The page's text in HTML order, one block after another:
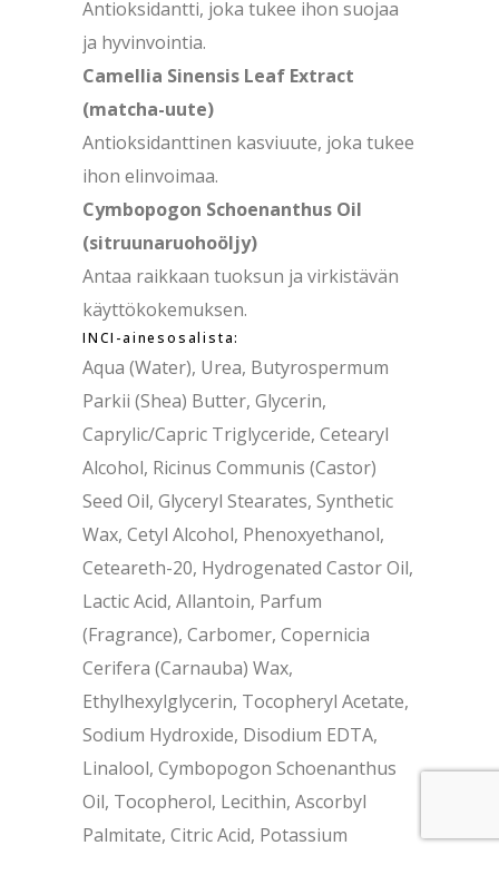
Antioksidantti, joka tukee ihon suojaa
ja hyvinvointia.
Camellia Sinensis Leaf Extract
(matcha-uute)
Antioksidanttinen kasviuute, joka tukee
ihon elinvoimaa.
Cymbopogon Schoenanthus Oil
(sitruunaruohoöljy)
Antaa raikkaan tuoksun ja virkistävän
käyttökokemuksen.
INCI-ainesosalista:
Aqua (Water), Urea, Butyrospermum
Parkii (Shea) Butter, Glycerin,
Caprylic/Capric Triglyceride, Cetearyl
Alcohol, Ricinus Communis (Castor)
Seed Oil, Glyceryl Stearates, Synthetic
Wax, Cetyl Alcohol, Phenoxyethanol,
Ceteareth-20, Hydrogenated Castor Oil,
Lactic Acid, Allantoin, Parfum
(Fragrance), Carbomer, Copernicia
Cerifera (Carnauba) Wax,
Ethylhexylglycerin, Tocopheryl Acetate,
Sodium Hydroxide, Disodium EDTA,
Linalool, Cymbopogon Schoenanthus
Oil, Tocopherol, Lecithin, Ascorbyl
Palmitate, Citric Acid, Potassium